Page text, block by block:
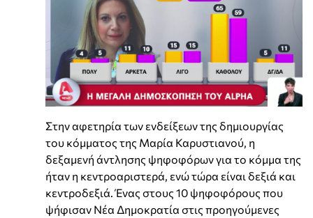
Στην αφετηρία των ενδείξεων της δημιουργίας
του κόμματος της Μαρία Καρυστιανού, η
δεξαμενή άντλησης ψηφοφόρων για το κόμμα της
ήταν η κεντροαριστερά, ενώ τώρα είναι δεξιά και
κεντροδεξιά. Ένας στους 10 ψηφοφόρους που
ψήφισαν Νέα Δημοκρατία στις προηγούμενες